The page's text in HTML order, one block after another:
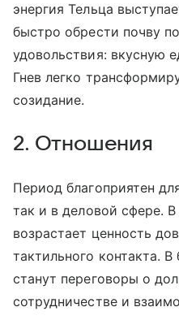
энергия Тельца
быстро обрести почву
удовольствия: вкусную
Гнев легко
созидание.
2. Отношения
Период благоприятен
так и в деловой сфере. В
возрастает ценность
тактильного контакта.
станут переговоры о
сотрудничестве и